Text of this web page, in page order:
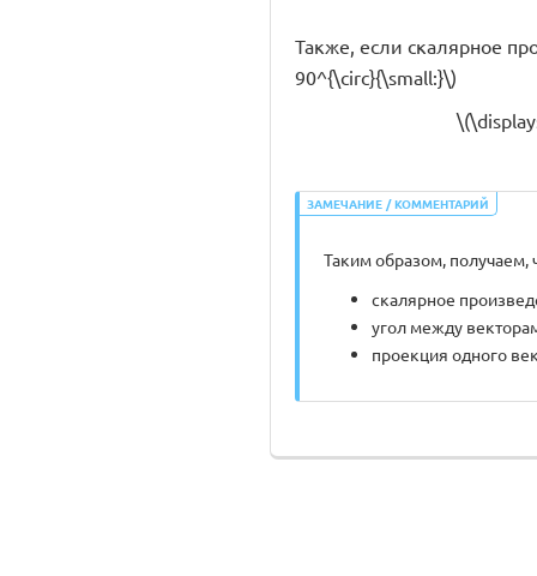
Также, если скалярное
90^{\circ}{\small:}\)
ЗАМЕЧАНИЕ / КОММЕНТАРИЙ
Таким образом, получаем,
скалярное
угол между
проекция одного